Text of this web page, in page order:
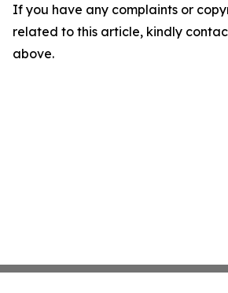
If you have any complaints or
related to this article, kindly
above.